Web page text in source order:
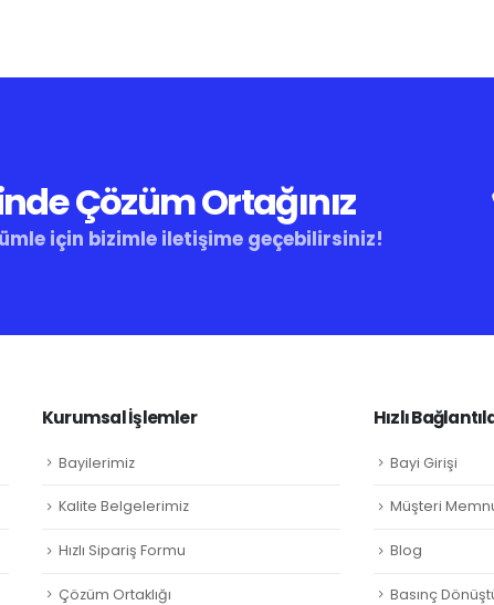
Çözüm Ortağınız
için bizimle iletişime geçebilirsiniz!
Kurumsal İşlemler
Bayilerimiz
Kalite Belgelerimiz
Hızlı Sipariş Formu
Çözüm Ortaklığı
Hızlı
Bayi Girişi
Müşteri
Blog
Basınç